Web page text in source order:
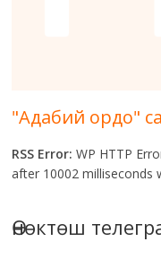
"Адабий ордо"
RSS Error: WP HTTP
after 10002 milliseconds
Өнөктөш